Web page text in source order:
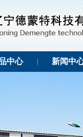
中心 新闻中